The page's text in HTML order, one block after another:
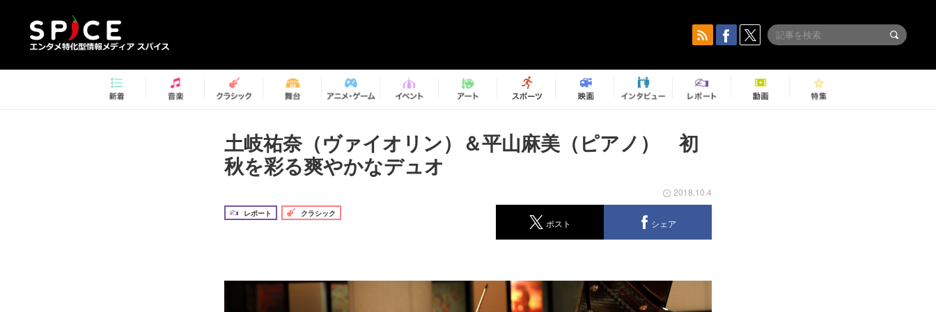
土岐祐奈（ヴァイオリン）＆平山麻美（ピアノ） 初
秋を彩る爽やかなデュオ
レポート クラシック
2018.10.4
ポスト シェア